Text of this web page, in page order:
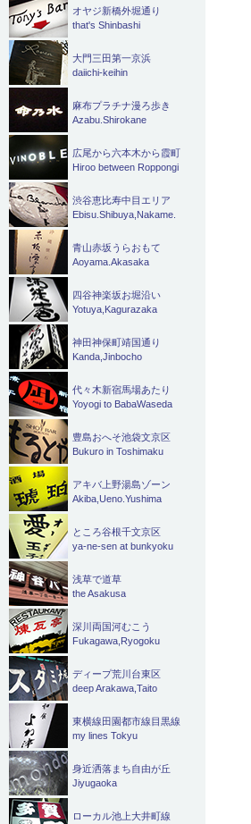
オヤジ新橋外堀通り
that's Shinbashi
大門三田第一京浜
daiichi-keihin
麻布プラチナ漫ろ歩き
Azabu.Shirokane
広尾から六本木から霞町
Hiroo between Roppongi
渋谷恵比寿中目エリア
Ebisu.Shibuya,Nakame.
青山赤坂うらおもて
Aoyama.Akasaka
四谷神楽坂お堀沿い
Yotuya,Kagurazaka
神田神保町靖国通り
Kanda,Jinbocho
代々木新宿馬場あたり
Yoyogi to BabaWaseda
豊島おへそ池袋文京区
Bukuro in Toshimaku
アキバ上野湯島ゾーン
Akiba,Ueno.Yushima
ところ谷根千文京区
ya-ne-sen at bunkyoku
浅草で道草
the Asakusa
深川両国河むこう
Fukagawa,Ryogoku
ディープ荒川台東区
deep Arakawa,Taito
東横線田園都市線目黒線
my lines Tokyu
身近洒落まち自由が丘
Jiyugaoka
ローカル池上大井町線